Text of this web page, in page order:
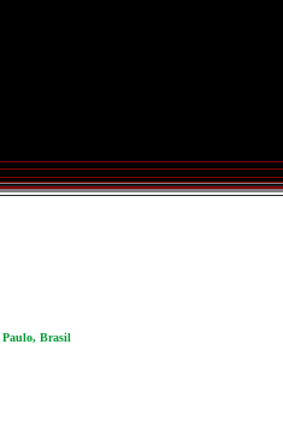
Paulo, Brasil